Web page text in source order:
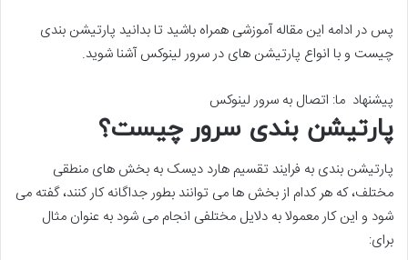
پس در ادامه این مقاله آموزشی همراه باشید تا بدانید پارتیشن بندی
چیست و با انواع پارتیشن های در سرور لینوکس آشنا شوید.
پیشنهاد ما: اتصال به سرور لینوکس
پارتیشن بندی سرور چیست؟
پارتیشن بندی به فرایند تقسیم هارد دیسک به بخش های منطقی
مختلف، که هر کدام از بخش ها می توانند بطور جداگانه کار کنند، گفته می
شود و این کار معمولا به دلایل مختلفی انجام می شود به عنوان مثال
برای: